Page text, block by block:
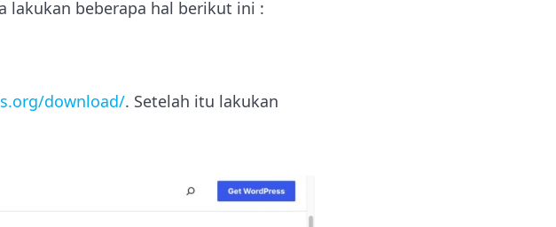
lakukan beberapa hal berikut ini :
download/. Setelah itu lakukan